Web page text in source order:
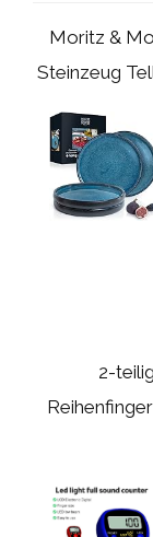
Moritz &
Steinzeug
2-